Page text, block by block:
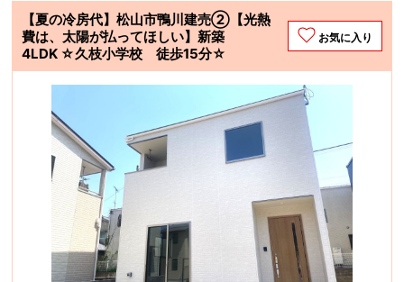
【夏の冷房代】松山市鴨川建売②【光熱
費は、太陽が払ってほしい】新築
4LDK ☆久枝小学校 徒歩15分☆
お気に入り